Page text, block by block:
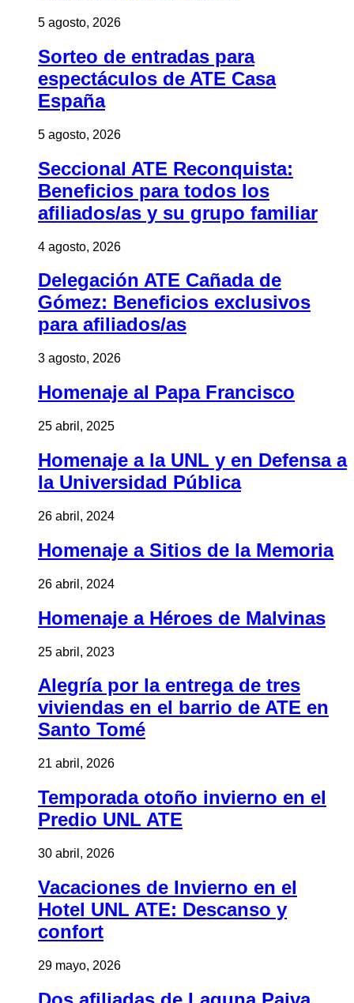
5 agosto, 2026
Sorteo de entradas para
espectáculos de ATE Casa
España
5 agosto, 2026
Seccional ATE Reconquista:
Beneficios para todos los
afiliados/as y su grupo familiar
4 agosto, 2026
Delegación ATE Cañada de
Gómez: Beneficios exclusivos
para afiliados/as
3 agosto, 2026
Homenaje al Papa Francisco
25 abril, 2025
Homenaje a la UNL y en Defensa a
la Universidad Pública
26 abril, 2024
Homenaje a Sitios de la Memoria
26 abril, 2024
Homenaje a Héroes de Malvinas
25 abril, 2023
Alegría por la entrega de tres
viviendas en el barrio de ATE en
Santo Tomé
21 abril, 2026
Temporada otoño invierno en el
Predio UNL ATE
30 abril, 2026
Vacaciones de Invierno en el
Hotel UNL ATE: Descanso y
confort
29 mayo, 2026